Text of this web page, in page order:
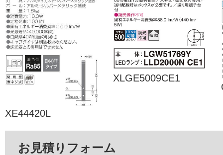
XE44420L
XLGE5009CE1
お見積りフォーム